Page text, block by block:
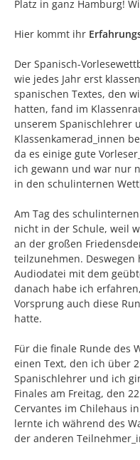
Platz in ganz Hamburg!
Hier kommt ihr
Der Spanisch-
wie jedes Jahr erst
spanischen Textes, den
hatten, fand im
unserem Spanischlehrer
Klassenkamerad_innen
da es einige gute
ich gewann und war nur
in den schulinternen
Am Tag des
nicht in der Schule, weil
an der großen
teilzunehmen.
Audiodatei mit dem
danach habe ich
Vorsprung auch diese
hatte.
Für die finale Runde des
einen Text, den ich über
Spanischlehrer und ich
Finales am Freitag, den
Cervantes im Chilehaus
lernte ich während des
der anderen